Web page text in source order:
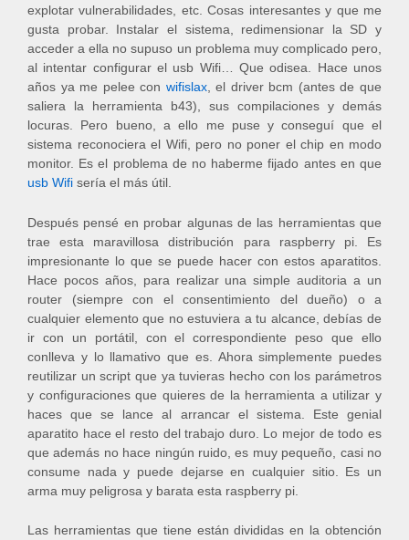
explotar vulnerabilidades, etc. Cosas interesantes y que me
gusta probar. Instalar el sistema, redimensionar la SD y
acceder a ella no supuso un problema muy complicado pero,
al intentar configurar el usb Wifi… Que odisea. Hace unos
años ya me pelee con wifislax, el driver bcm (antes de que
saliera la herramienta b43), sus compilaciones y demás
locuras. Pero bueno, a ello me puse y conseguí que el
sistema reconociera el Wifi, pero no poner el chip en modo
monitor. Es el problema de no haberme fijado antes en que
usb Wifi sería el más útil.
Después pensé en probar algunas de las herramientas que
trae esta maravillosa distribución para raspberry pi. Es
impresionante lo que se puede hacer con estos aparatitos.
Hace pocos años, para realizar una simple auditoria a un
router (siempre con el consentimiento del dueño) o a
cualquier elemento que no estuviera a tu alcance, debías de
ir con un portátil, con el correspondiente peso que ello
conlleva y lo llamativo que es. Ahora simplemente puedes
reutilizar un script que ya tuvieras hecho con los parámetros
y configuraciones que quieres de la herramienta a utilizar y
haces que se lance al arrancar el sistema. Este genial
aparatito hace el resto del trabajo duro. Lo mejor de todo es
que además no hace ningún ruido, es muy pequeño, casi no
consume nada y puede dejarse en cualquier sitio. Es un
arma muy peligrosa y barata esta raspberry pi.
Las herramientas que tiene están divididas en la obtención